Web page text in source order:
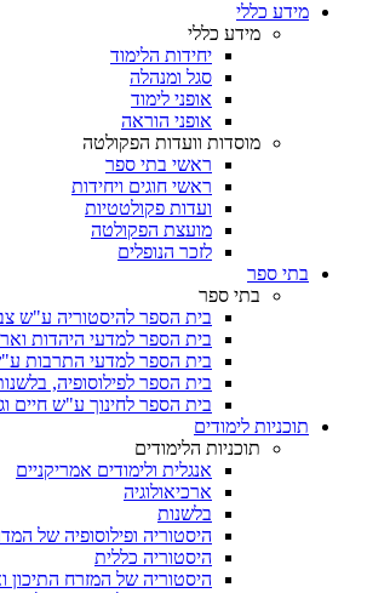
מידע כללי
מידע כללי
יחידות הלימוד
סגל ומנהלה
אופני לימוד
אופני הוראה
מוסדות וועדות הפקולטה
ראשי בתי ספר
ראשי חוגים ויחידות
ועדות פקולטטיות
מועצת הפקולטה
לזכר הנופלים
בתי ספר
בתי ספר
בית הספר להיסטוריה ע"ש
בית הספר למדעי היהדות
בית הספר למדעי התרבות
בית הספר לפילוסופיה,
בית הספר לחינוך ע"ש חיים
תוכניות לימודים
תוכניות הלימודים
אנגלית ולימודים אמריקניים
ארכיאולוגיה
בלשנות
היסטוריה ופילוסופיה של
היסטוריה כללית
היסטוריה של המזרח התיכון